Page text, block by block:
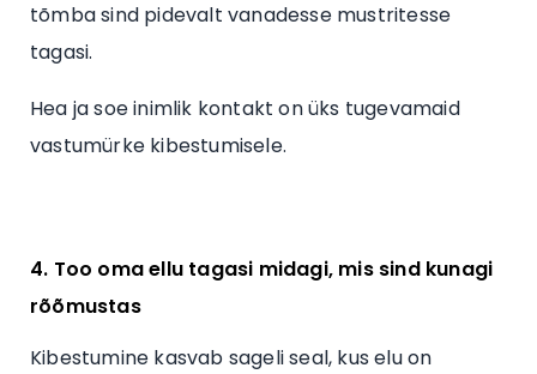
tõmba sind pidevalt vanadesse mustritesse
tagasi.
Hea ja soe inimlik kontakt on üks tugevamaid
vastumürke kibestumisele.
4. Too oma ellu tagasi midagi, mis sind kunagi
rõõmustas
Kibestumine kasvab sageli seal, kus elu on